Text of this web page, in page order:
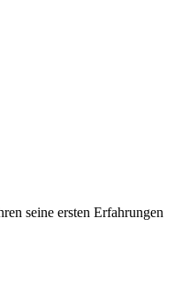
seine ersten Erfahrungen